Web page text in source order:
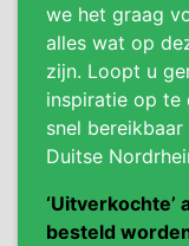
we het graag
alles wat op
zijn. Loopt u
inspiratie op te
snel
Duitse
besteld